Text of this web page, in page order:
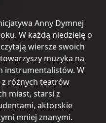
Anny Dymnej
W każdą niedzielę o
wiersze swoich
muzyka na
instrumentalistów. W
z różnych teatrów
miast, starsi z
aktorskie
mniej znanymi.